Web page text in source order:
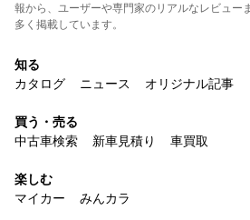
報から、ユーザーや専門家のリアルなレビュー
多く掲載しています。
知る
カタログ
ニュース オリジナル記事
買う・売る
中古車検索
新車見積り 車買取
楽しむ
マイカー
みんカラ